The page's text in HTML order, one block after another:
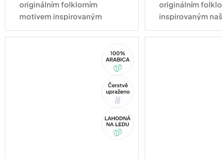
originálním folklorním
motivem inspirovaným
naší espresso směsí Ta naša
nekyselá dodají šmrnc
originálním
inspirovaným
směsí Ta naša
šmrnc každému
Tip
Arabica